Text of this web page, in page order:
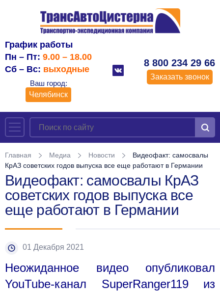
График работы
Пн – Пт: 9.00 – 18.00
Сб – Вс: выходные
Ваш город:
Челябинск
8 800 234 29 66
Заказать звонок
Главная Медиа Новости
Видеофакт: самосвалы
КрАЗ советских годов выпуска все еще работают в Германии
Видеофакт: самосвалы КрАЗ
советских годов выпуска все
еще работают в Германии
01 Декабря 2021
Неожиданное видео опубликовал
YouTube-канал SuperRanger119 из